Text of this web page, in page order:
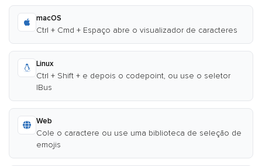
macOS
Ctrl + Cmd + Espaço abre o visualizador de caracteres
Linux
Ctrl + Shift + e depois o codepoint, ou use o seletor
IBus
Web
Cole o caractere ou use uma biblioteca de seleção de
emojis